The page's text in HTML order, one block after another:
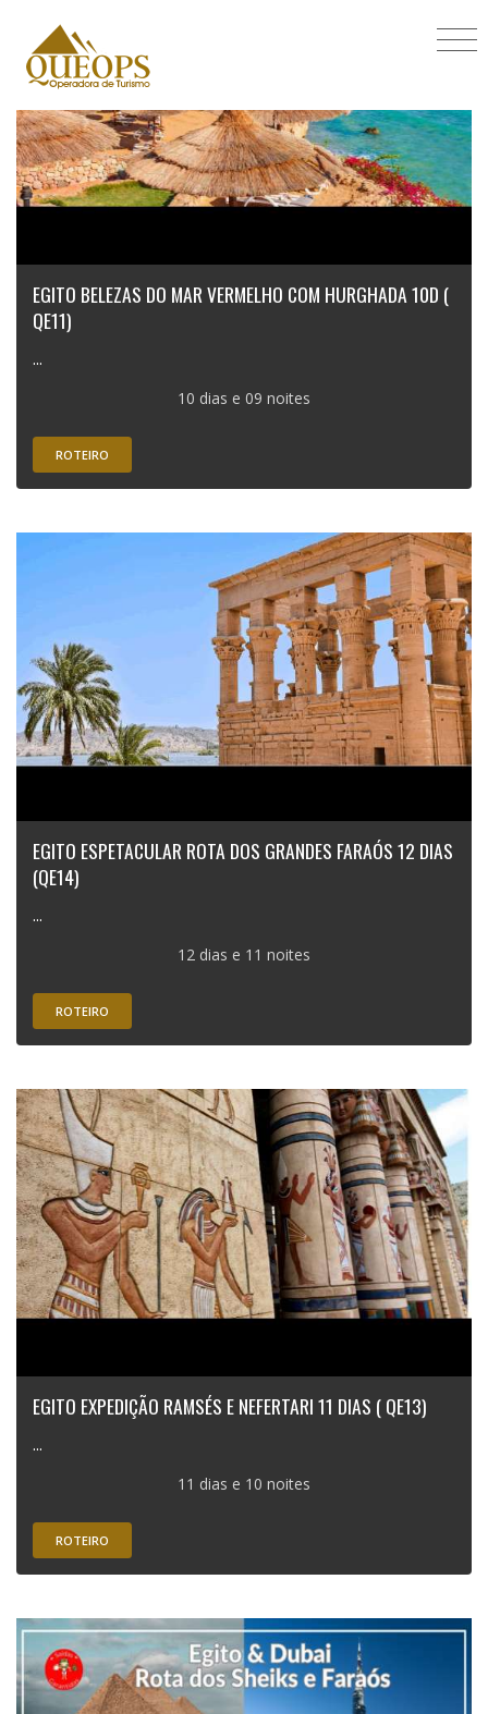
EGITO BELEZAS DO MAR VERMELHO COM HURGHADA 10D (
QE11)
...
10 dias e 09 noites
ROTEIRO
EGITO ESPETACULAR ROTA DOS GRANDES FARAÓS 12 DIAS
(QE14)
...
12 dias e 11 noites
ROTEIRO
EGITO EXPEDIÇÃO RAMSÉS E NEFERTARI 11 DIAS ( QE13)
...
11 dias e 10 noites
ROTEIRO